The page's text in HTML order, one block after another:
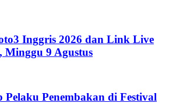
Inggris 2026 dan Link Live
Minggu 9 Agustus
Pelaku Penembakan di Festival